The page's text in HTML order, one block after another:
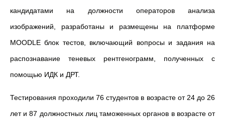
кандидатами на должности операторов анализа
изображений, разработаны и размещены на платформе
MOODLE блок тестов, включающий вопросы и задания на
распознавание теневых рентгенограмм, полученных с
помощью ИДК и ДРТ.
Тестирования проходили 76 студентов в возрасте от 24 до 26
лет и 87 должностных лиц таможенных органов в возрасте от